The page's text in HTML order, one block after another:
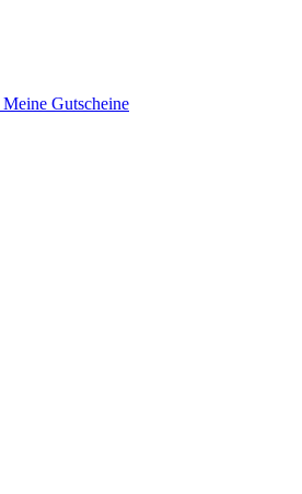
Meine Gutscheine